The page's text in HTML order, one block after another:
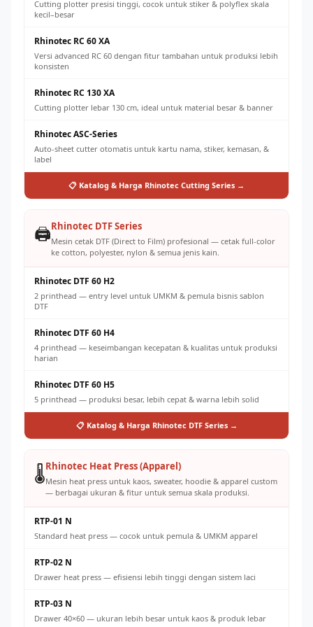
Cutting plotter presisi tinggi, cocok untuk stiker & polyflex skala
kecil–besar
Rhinotec RC 60 XA
Versi advanced RC 60 dengan fitur tambahan untuk produksi lebih
konsisten
Rhinotec RC 130 XA
Cutting plotter lebar 130 cm, ideal untuk material besar & banner
Rhinotec ASC-Series
Auto-sheet cutter otomatis untuk kartu nama, stiker, kemasan, &
label
📋 Katalog & Harga Rhinotec Cutting Series →
🖨️Rhinotec DTF Series
Mesin cetak DTF (Direct to Film) profesional — cetak full-color
ke cotton, polyester, nylon & semua jenis kain.
Rhinotec DTF 60 H2
2 printhead — entry level untuk UMKM & pemula bisnis sablon
DTF
Rhinotec DTF 60 H4
4 printhead — keseimbangan kecepatan & kualitas untuk produksi
harian
Rhinotec DTF 60 H5
5 printhead — produksi besar, lebih cepat & warna lebih solid
📋 Katalog & Harga Rhinotec DTF Series →
🌡️Rhinotec Heat Press (Apparel)
Mesin heat press untuk kaos, sweater, hoodie & apparel custom
— berbagai ukuran & fitur untuk semua skala produksi.
RTP-01 N
Standard heat press — cocok untuk pemula & UMKM apparel
RTP-02 N
Drawer heat press — efisiensi lebih tinggi dengan sistem laci
RTP-03 N
Drawer 40×60 — ukuran lebih besar untuk kaos & produk lebar